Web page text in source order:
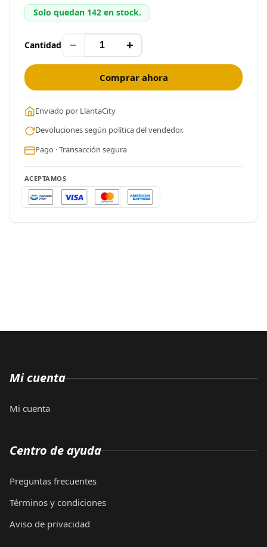
Solo quedan 142 en stock.
Cantidad − +
Comprar ahora
Enviado por LlantaCity
Devoluciones según política del vendedor.
Pago · Transacción segura
ACEPTAMOS
Mi cuenta
Mi cuenta
Centro de ayuda
Preguntas frecuentes
Términos y condiciones
Aviso de privacidad